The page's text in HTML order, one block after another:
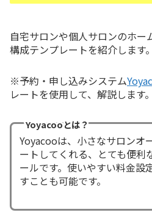
自宅サロンや個人サロンのホー
構成テンプレートを紹介します。
※予約・申し込みシステム
レートを使用して、解説します。
Yoyacooとは？
Yoyacooは、小さなサロンオ
ートしてくれる、とても便利
ールです。使いやすい料金設
すことも可能です。